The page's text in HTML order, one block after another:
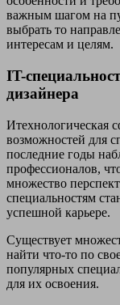
важным шагом на
выбрать то
интересам и целям.
IT-
дизайнера
Итехнологическая
возможностей для
последние годы
профессионалов,
множество
специальностям
успешной карьере.
Существует
найти что-то по
популярных
для их освоения.